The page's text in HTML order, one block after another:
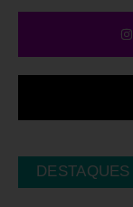
DESTAQUES